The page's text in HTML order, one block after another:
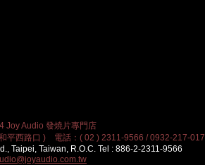
Joy Audio 發燒片專門店
平西路口 ) 電話：( 02 ) 2311-9566 / 0932-217-017
Taipei, Taiwan, R.O.C. Tel : 886-2-2311-9566